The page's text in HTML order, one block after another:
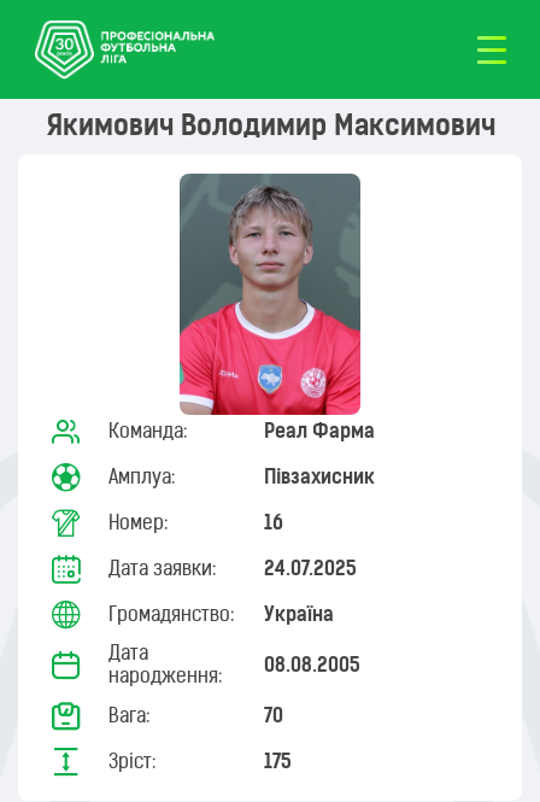
Якимович Володимир Максимович
Команда: Реал Фарма
Амплуа: Півзахисник
Номер: 16
Дата заявки: 24.07.2025
Громадянство: Україна
Дата
народження:
08.08.2005
Вага: 70
Зріст: 175